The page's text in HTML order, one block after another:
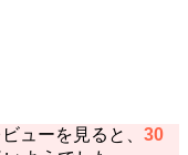
ューを見ると、 30